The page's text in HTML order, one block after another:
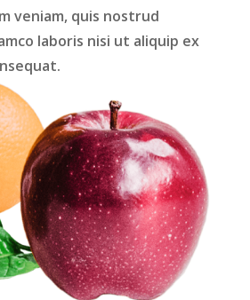
veniam, quis nostrud
laboris nisi ut aliquip ex